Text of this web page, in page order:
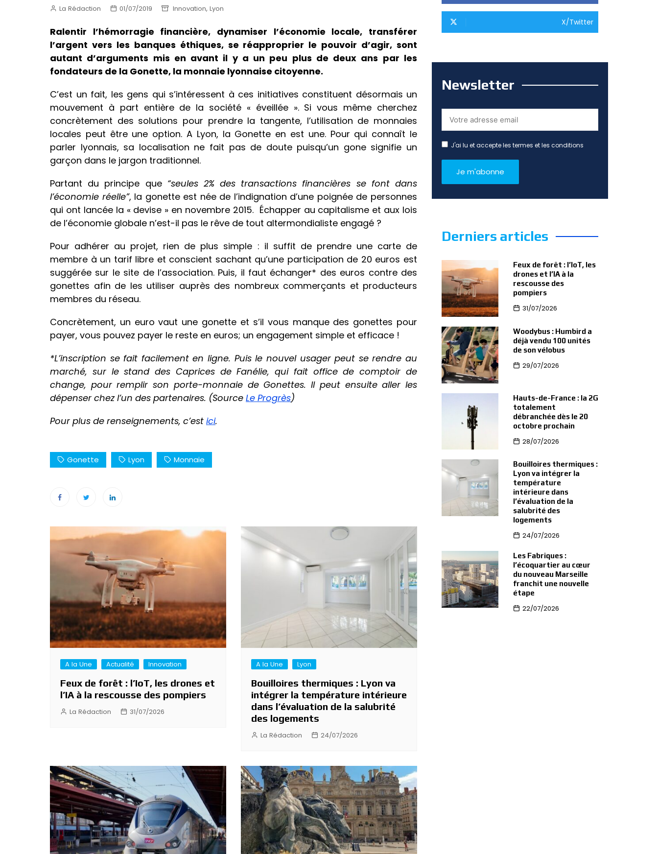
La Rédaction 01/07/2019 Innovation, Lyon
Ralentir l’hémorragie financière, dynamiser l’économie locale, transférer
l’argent vers les banques éthiques, se réapproprier le pouvoir d’agir, sont
autant d’arguments mis en avant il y a un peu plus de deux ans par les
fondateurs de la Gonette, la monnaie lyonnaise citoyenne.
C’est un fait, les gens qui s’intéressent à ces initiatives constituent désormais un
mouvement à part entière de la société « éveillée ». Si vous même cherchez
concrètement des solutions pour prendre la tangente, l’utilisation de monnaies
locales peut être une option. A Lyon, la Gonette en est une. Pour qui connaît le
parler lyonnais, sa localisation ne fait pas de doute puisqu’un gone signifie un
garçon dans le jargon traditionnel.
Partant du principe que “seules 2% des transactions financières se font dans
l’économie réelle”, la gonette est née de l’indignation d’une poignée de personnes
qui ont lancée la « devise » en novembre 2015. Échapper au capitalisme et aux lois
de l’économie globale n’est-il pas le rêve de tout altermondialiste engagé ?
Pour adhérer au projet, rien de plus simple : il suffit de prendre une carte de
membre à un tarif libre et conscient sachant qu’une participation de 20 euros est
suggérée sur le site de l’association. Puis, il faut échanger* des euros contre des
gonettes afin de les utiliser auprès des nombreux commerçants et producteurs
membres du réseau.
Concrètement, un euro vaut une gonette et s’il vous manque des gonettes pour
payer, vous pouvez payer le reste en euros; un engagement simple et efficace !
*L’inscription se fait facilement en ligne. Puis le nouvel usager peut se rendre au
marché, sur le stand des Caprices de Fanélie, qui fait office de comptoir de
change, pour remplir son porte-monnaie de Gonettes. Il peut ensuite aller les
dépenser chez l’un des partenaires. (Source Le Progrès)
Pour plus de renseignements, c’est ici.
Gonette Lyon Monnaie
Navigation
l’article
A la Une Actualité Innovation
Feux de forêt : l’IoT, les drones et
l’IA à la rescousse des pompiers
La Rédaction 31/07/2026
A la Une Lyon
Bouilloires thermiques : Lyon va
intégrer la température intérieure
dans l’évaluation de la salubrité
des logements
La Rédaction 24/07/2026
X/Twitter
Newsletter
J'ai lu et accepte les termes et les conditions
Derniers articles
Feux de forêt : l’IoT, les
drones et l’IA à la
rescousse des
pompiers
31/07/2026
Woodybus : Humbird a
déjà vendu 100 unités
de son vélobus
29/07/2026
Hauts-de-France : la 2G
totalement
débranchée dès le 20
octobre prochain
28/07/2026
Bouilloires thermiques :
Lyon va intégrer la
température
intérieure dans
l’évaluation de la
salubrité des
logements
24/07/2026
Les Fabriques :
l’écoquartier au cœur
du nouveau Marseille
franchit une nouvelle
étape
22/07/2026